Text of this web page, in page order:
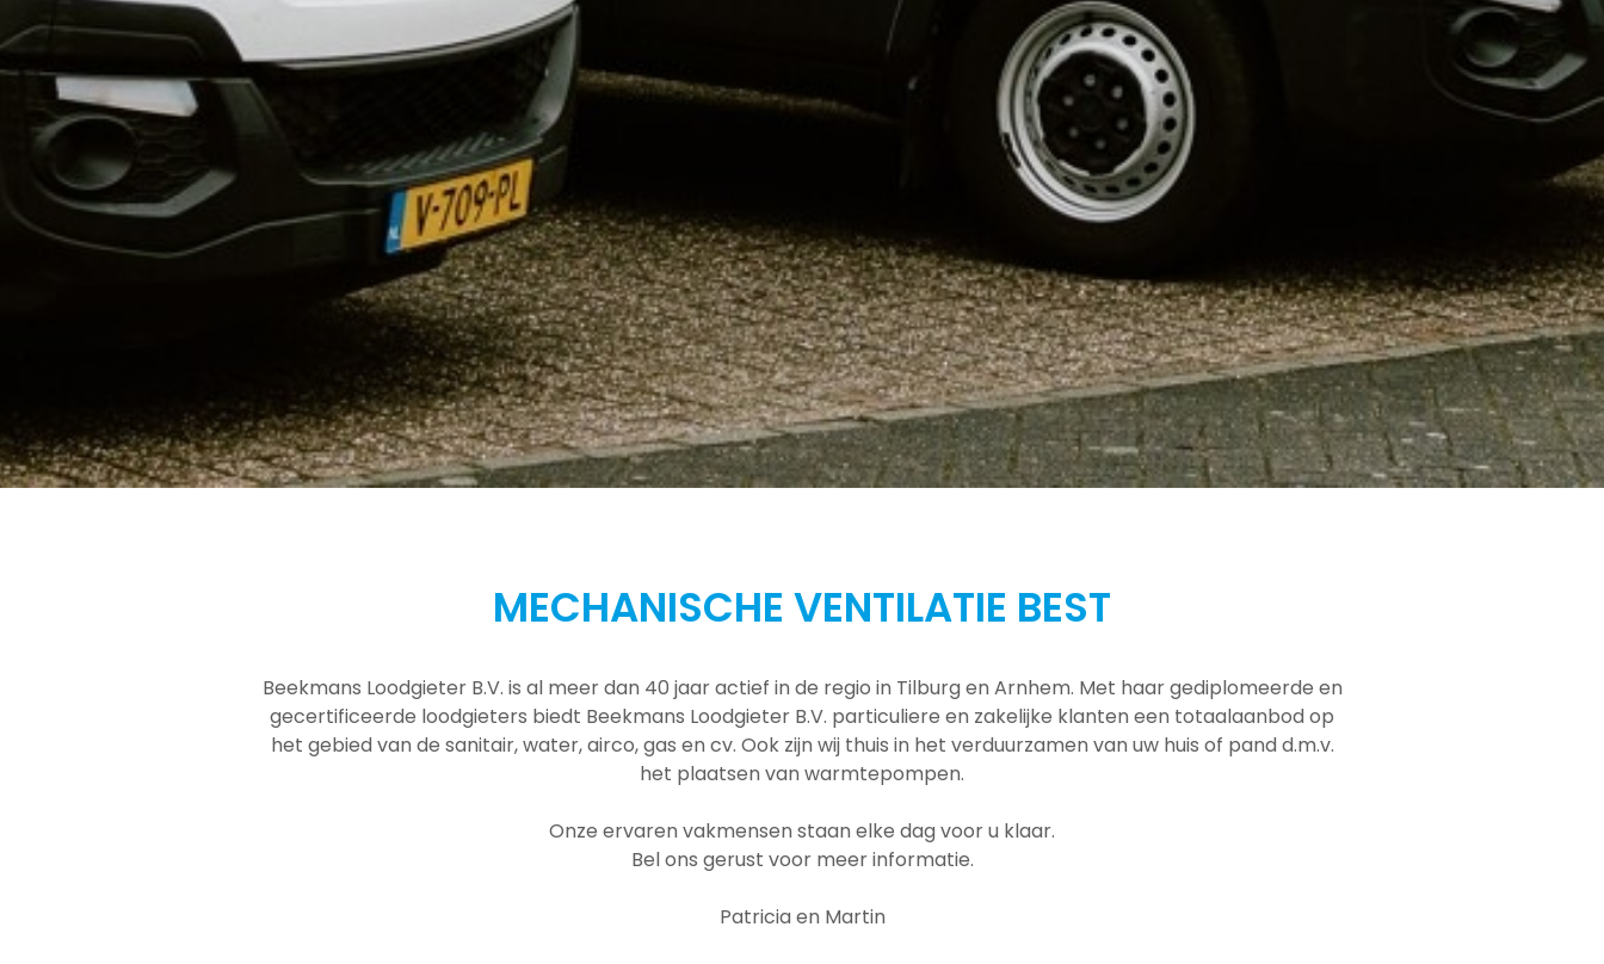
MECHANISCHE VENTILATIE BEST
Beekmans Loodgieter B.V. is al meer dan 40 jaar actief in de regio in Tilburg en Arnhem. Met haar gediplomeerde en
gecertificeerde loodgieters biedt Beekmans Loodgieter B.V. particuliere en zakelijke klanten een totaalaanbod op
het gebied van de sanitair, water, airco, gas en cv. Ook zijn wij thuis in het verduurzamen van uw huis of pand d.m.v.
het plaatsen van warmtepompen.
Onze ervaren vakmensen staan elke dag voor u klaar.
Bel ons gerust voor meer informatie.
Patricia en Martin